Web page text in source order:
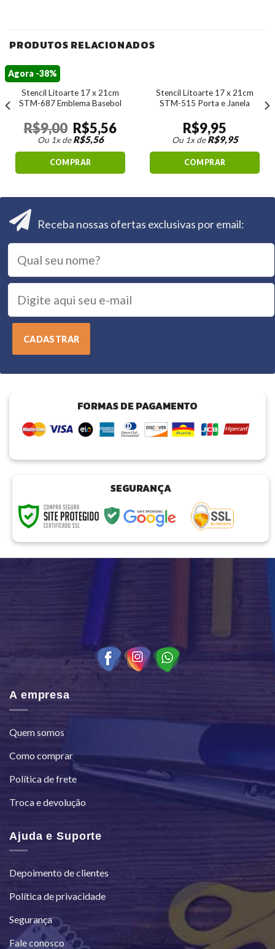
PRODUTOS RELACIONADOS
Agora -38%
Stencil Litoarte 17 x 21cm
STM-687 Emblema Basebol
R$9,00 R$5,56
Ou 1x deR$5,56
COMPRAR
Stencil Litoarte 17 x 21cm
STM-515 Porta e Janela
R$9,95
Ou 1x deR$9,95
COMPRAR
Receba nossas ofertas exclusivas por email:
FORMAS DE PAGAMENTO
SEGURANÇA
A empresa
Quem somos
Como comprar
Política de frete
Troca e devolução
Ajuda e Suporte
Depoimento de clientes
Política de privacidade
Segurança
Fale conosco